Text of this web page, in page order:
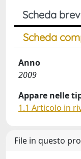
Scheda
Scheda
Anno
2009
Appare nelle
1.1 Articolo in
File in questo